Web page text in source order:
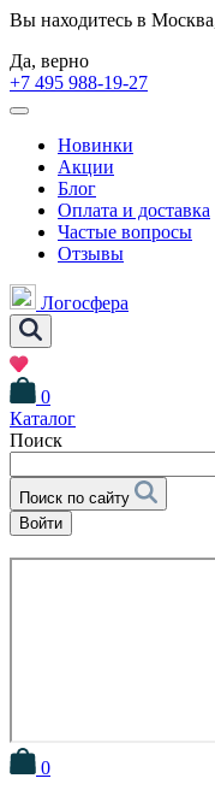
Вы находитесь в
Да, верно
+7 495 988-19-27
Новинки
Акции
Блог
Оплата и доставка
Частые вопросы
Отзывы
Логосфера
0
Каталог
Поиск
Поиск по сайту
Войти
0